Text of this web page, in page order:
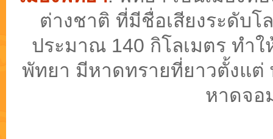
ต่างชาติ ที่มีชื่อเสียงระดับโ
ประมาณ 140 กิโลเมตร ทำ
พัทยา มีหาดทรายที่ยาวตั้งแต่
หาดจอ